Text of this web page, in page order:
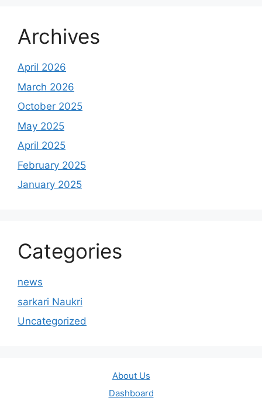
Archives
April 2026
March 2026
October 2025
May 2025
April 2025
February 2025
January 2025
Categories
news
sarkari Naukri
Uncategorized
About Us
Dashboard